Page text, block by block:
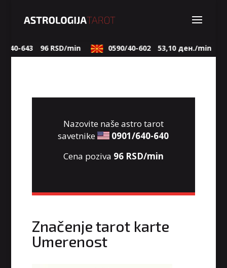
640-643 96 RSD/min 0590/40-602 53,10 ден./min
Nazovite naše astro tarot
savetnike
0901/640-640
Cena poziva 96 RSD/min
Značenje tarot karte
Umerenost